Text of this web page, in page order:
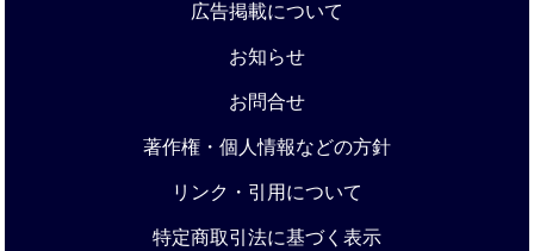
広告掲載について
お知らせ
お問合せ
著作権・個人情報などの方針
リンク・引用について
特定商取引法に基づく表示